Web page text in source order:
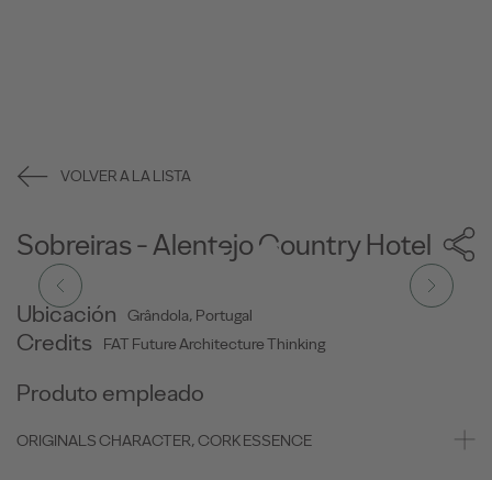
VOLVER A LA LISTA
Sobreiras - Alentejo Country Hotel
Ubicación Grândola, Portugal
Credits FAT Future Architecture Thinking
Produto empleado
ORIGINALS CHARACTER, CORK ESSENCE